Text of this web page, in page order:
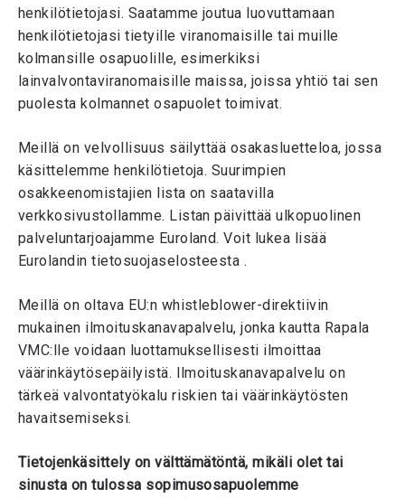
henkilötietojasi. Saatamme joutua luovuttamaan
henkilötietojasi tietyille viranomaisille tai muille
kolmansille osapuolille, esimerkiksi
lainvalvontaviranomaisille maissa, joissa yhtiö tai sen
puolesta kolmannet osapuolet toimivat.
Meillä on velvollisuus säilyttää osakasluetteloa, jossa
käsittelemme henkilötietoja. Suurimpien
osakkeenomistajien lista on saatavilla
verkkosivustollamme. Listan päivittää ulkopuolinen
palveluntarjoajamme Euroland. Voit lukea lisää
Eurolandin tietosuojaselosteesta .
Meillä on oltava EU:n whistleblower-direktiivin
mukainen ilmoituskanavapalvelu, jonka kautta Rapala
VMC:lle voidaan luottamuksellisesti ilmoittaa
väärinkäytösepäilyistä. Ilmoituskanavapalvelu on
tärkeä valvontatyökalu riskien tai väärinkäytösten
havaitsemiseksi.
Tietojenkäsittely on välttämätöntä, mikäli olet tai
sinusta on tulossa sopimusosapuolemme